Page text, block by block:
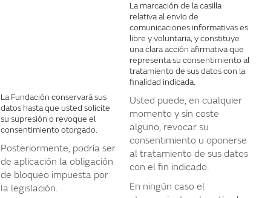
La Fundación conservará sus
datos hasta que usted solicite
su supresión o revoque el
consentimiento otorgado.
Posteriormente, podría ser
de aplicación la obligación
de bloqueo impuesta por
la legislación.
La marcación de la casilla
relativa al envío de
comunicaciones informativas es
libre y voluntaria, y constituye
una clara acción afirmativa que
representa su consentimiento al
tratamiento de sus datos con la
finalidad indicada.
Usted puede, en cualquier
momento y sin coste
alguno, revocar su
consentimiento u oponerse
al tratamiento de sus datos
con el fin indicado.
En ningún caso el